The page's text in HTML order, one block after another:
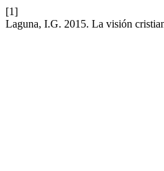
[1]
Laguna, I.G. 2015. La visión